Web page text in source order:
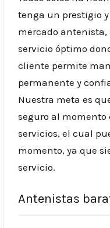
tenga un prestigio
mercado antenista,
servicio óptimo
cliente permite
permanente y
Nuestra meta es
seguro al
servicios, el cual
momento, ya que
servicio.
Antenistas